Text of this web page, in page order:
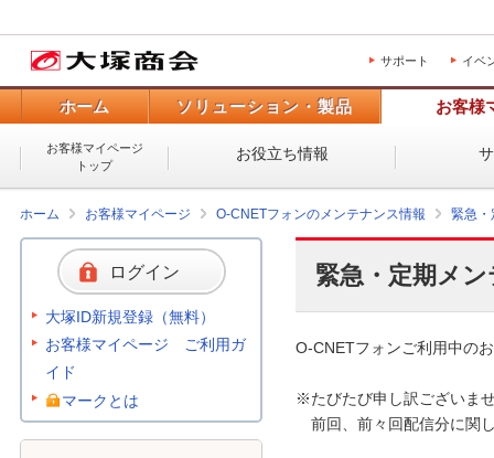
サポート イベ
ホーム ソリューション・製品 お客様
お客様マイページ
トップ
お役立ち情報
ホーム お客様マイページ O-CNETフォンのメンテナンス情報 緊急・
緊急・定期メ
O-CNETフォンご利用中の
※たびたび申し訳ございま
前回、前々回配信分に関
ログイン
大塚ID新規登録（無料）
お客様マイページ ご利用ガ
イド
マークとは